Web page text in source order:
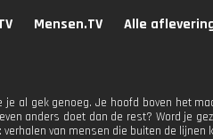
Mensen.TV Alle
al gek genoeg. Je hoofd boven het
anders doet dan de rest? Word je
van mensen die buiten de lijnen